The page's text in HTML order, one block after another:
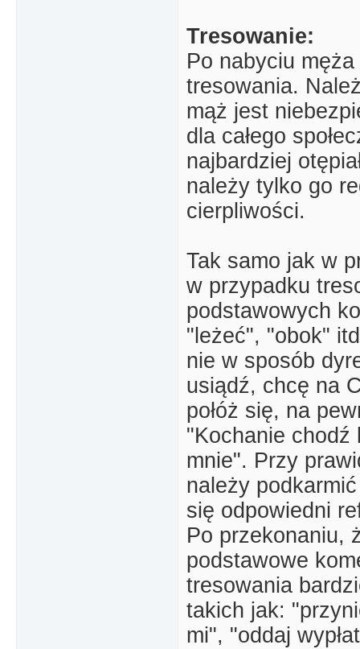
Tresowanie:
Po nabyciu
tresowania.
mąż jest
dla całego
najbardziej
należy tylko go
cierpliwości.
Tak samo jak w
w przypadku
podstawowych
"leżeć", "obok"
nie w sposób
usiądź, chcę na
połóż się, na
"Kochanie chodź
mnie". Przy
należy
się odpowiedni
Po przekonaniu,
podstawowe
tresowania
takich jak:
mi", "oddaj